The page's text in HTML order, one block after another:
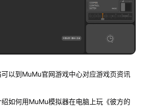
以到MuMu官网游戏中心对应游戏页资讯
如何用MuMu模拟器在电脑上玩《彼方的